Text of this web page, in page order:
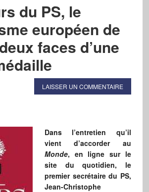
du PS, le
européen de
faces d’une
LAISSER UN COMMENTAIRE
Dans l’entretien qu’il
vient d’accorder au
Monde, en ligne sur le
site du quotidien, le
premier secrétaire du PS,
Jean-Christophe